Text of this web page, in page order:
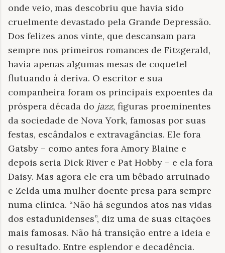
onde veio, mas descobriu que havia sido
cruelmente devastado pela Grande Depressão.
Dos felizes anos vinte, que descansam para
sempre nos primeiros romances de Fitzgerald,
havia apenas algumas mesas de coquetel
flutuando à deriva. O escritor e sua
companheira foram os principais expoentes da
próspera década do jazz, figuras proeminentes
da sociedade de Nova York, famosas por suas
festas, escândalos e extravagâncias. Ele fora
Gatsby – como antes fora Amory Blaine e
depois seria Dick River e Pat Hobby – e ela fora
Daisy. Mas agora ele era um bêbado arruinado
e Zelda uma mulher doente presa para sempre
numa clínica. “Não há segundos atos nas vidas
dos estadunidenses”, diz uma de suas citações
mais famosas. Não há transição entre a ideia e
o resultado. Entre esplendor e decadência.